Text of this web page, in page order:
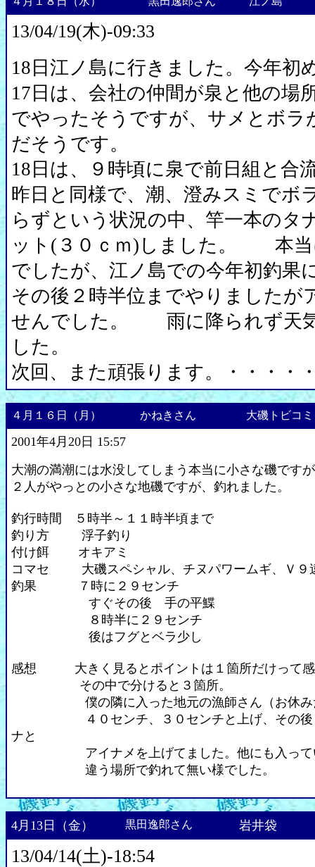
13/04/19(木)-09:33
18日江ノ島に行きました。今年初
17日は、会社の仲間が泉と他の場
でやったそうですが、サメとボラ
だそうです。
18日は、９時頃に泉で前日組と合
昨日と同様で、潮、澄みスミでボ
らずという状況の中、竿一本のタ
ット(３０ｃｍ)しました。 本当
でしたが、江ノ島での今年初釣
その後２時半位までやりましたが
せんでした。 雨に降られず天
した。
次回、また頑張ります。・・・・
４月１６日（月） かねきさん 大磯トビコ
2001年4月20日 15:57
大潮の満潮には水没してしまう本当に小さな磯です
２人がやっとの小さな地磯ですが、釣れました。
釣行時間 ５時半～１１時半頃まで
釣り方 浮子釣り
付け餌 オキアミ
コマセ 大磯スペシャル、チヌパワームギ、Ｖ９
釣果 ７時に２９センチ
すぐその後 手の平鰈
８時半に２９センチ
後はフグとベラ少し
感想 大きく見るとポイントは１箇所だけって感
その中で分けると３箇所。
僕の隣に入った地元の漁師さん（お休みだ
４０センチ、３０センチと上げ、その後３
ナと
アイナメを上げてました。他にも入ってい
違う場所で釣れて無い様でした。
4月13日（金） 黒田逸郎さん 岩井袋
13/04/14(土)-18:54